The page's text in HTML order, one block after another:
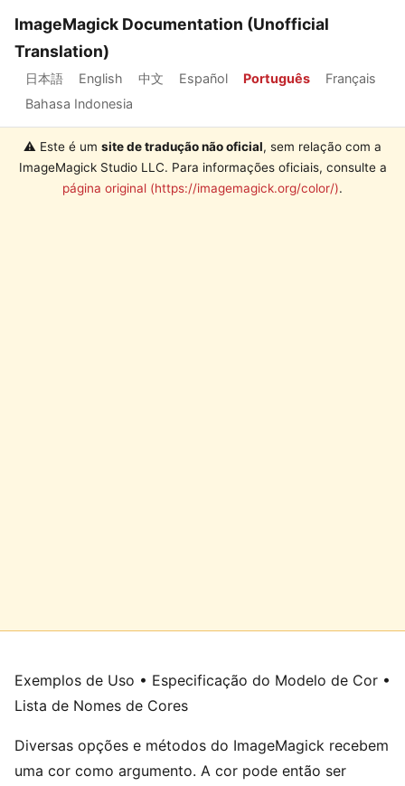
ImageMagick Documentation (Unofficial
Translation)
日本語 English 中文 Español Português
Français
Bahasa Indonesia
⚠️ Este é um site de tradução não oficial, sem relação com a
ImageMagick Studio LLC. Para informações oficiais, consulte a
página original (https://imagemagick.org/color/).
Exemplos de Uso • Especificação do Modelo de Cor •
Lista de Nomes de Cores
Diversas opções e métodos do ImageMagick recebem
uma cor como argumento. A cor pode então ser